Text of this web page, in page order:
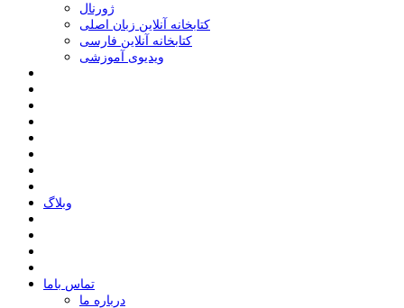
ﮊﻭﺭﻧﺎﻝ
کتابخانه آنلاین زبان اصلی
کتابخانه آنلاین فارسی
ویدیوی آموزشی
وبلاگ
ﺗﻤﺎﺱ ﺑﺎﻣﺎ
درباره ما